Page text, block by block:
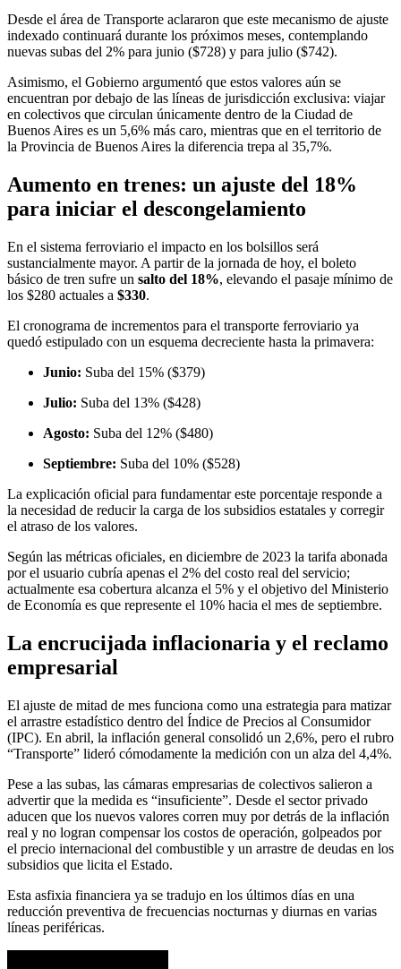
Desde el área de Transporte aclararon que este mecanismo de ajuste
indexado continuará durante los próximos meses, contemplando
nuevas subas del 2% para junio ($728) y para julio ($742).
Asimismo, el Gobierno argumentó que estos valores aún se
encuentran por debajo de las líneas de jurisdicción exclusiva: viajar
en colectivos que circulan únicamente dentro de la Ciudad de
Buenos Aires es un 5,6% más caro, mientras que en el territorio de
la Provincia de Buenos Aires la diferencia trepa al 35,7%.
Aumento en trenes: un ajuste del 18%
para iniciar el descongelamiento
En el sistema ferroviario el impacto en los bolsillos será
sustancialmente mayor. A partir de la jornada de hoy, el boleto
básico de tren sufre un salto del 18%, elevando el pasaje mínimo de
los $280 actuales a $330.
El cronograma de incrementos para el transporte ferroviario ya
quedó estipulado con un esquema decreciente hasta la primavera:
Junio: Suba del 15% ($379)
Julio: Suba del 13% ($428)
Agosto: Suba del 12% ($480)
Septiembre: Suba del 10% ($528)
La explicación oficial para fundamentar este porcentaje responde a
la necesidad de reducir la carga de los subsidios estatales y corregir
el atraso de los valores.
Según las métricas oficiales, en diciembre de 2023 la tarifa abonada
por el usuario cubría apenas el 2% del costo real del servicio;
actualmente esa cobertura alcanza el 5% y el objetivo del Ministerio
de Economía es que represente el 10% hacia el mes de septiembre.
La encrucijada inflacionaria y el reclamo
empresarial
El ajuste de mitad de mes funciona como una estrategia para matizar
el arrastre estadístico dentro del Índice de Precios al Consumidor
(IPC). En abril, la inflación general consolidó un 2,6%, pero el rubro
“Transporte” lideró cómodamente la medición con un alza del 4,4%.
Pese a las subas, las cámaras empresarias de colectivos salieron a
advertir que la medida es “insuficiente”. Desde el sector privado
aducen que los nuevos valores corren muy por detrás de la inflación
real y no logran compensar los costos de operación, golpeados por
el precio internacional del combustible y un arrastre de deudas en los
subsidios que licita el Estado.
Esta asfixia financiera ya se tradujo en los últimos días en una
reducción preventiva de frecuencias nocturnas y diurnas en varias
líneas periféricas.